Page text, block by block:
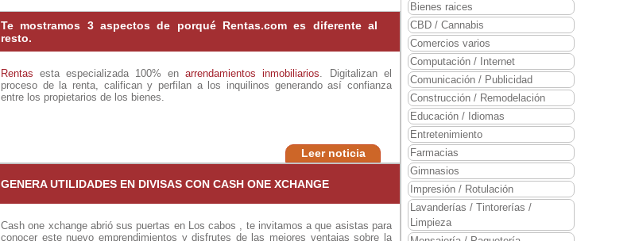
Te mostramos 3 aspectos de porqué Rentas.com es diferente al
resto.
Rentas esta especializada 100% en arrendamientos inmobiliarios. Digitalizan el
proceso de la renta, califican y perfilan a los inquilinos generando así confianza
entre los propietarios de los bienes.
Leer noticia
GENERA UTILIDADES EN DIVISAS CON CASH ONE XCHANGE
Cash one xchange abrió sus puertas en Los cabos , te invitamos a que asistas para
conocer este nuevo emprendimientos y disfrutes de las mejores ventajas sobre la
Bienes raices
CBD / Cannabis
Comercios varios
Computación / Internet
Comunicación / Publicidad
Construcción / Remodelación
Educación / Idiomas
Entretenimiento
Farmacias
Gimnasios
Impresión / Rotulación
Lavanderías / Tintorerías /
Limpieza